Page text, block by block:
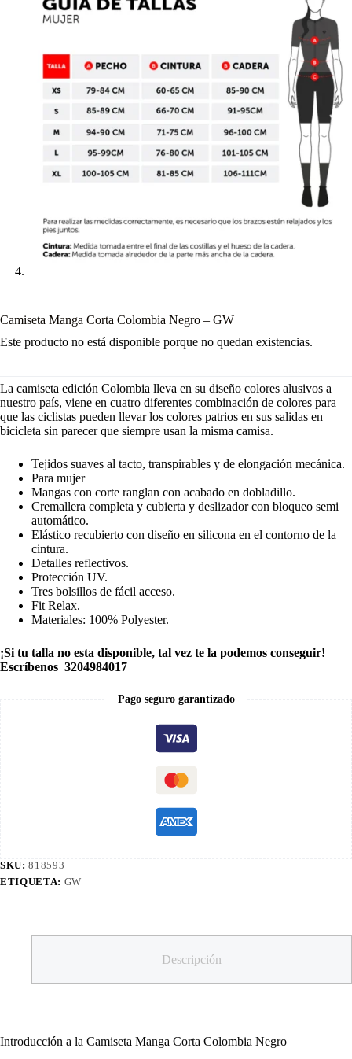
Camiseta Manga Corta Colombia Negro – GW
Este producto no está disponible porque no quedan existencias.
La camiseta edición Colombia lleva en su diseño colores alusivos a
nuestro país, viene en cuatro diferentes combinación de colores para
que las ciclistas pueden llevar los colores patrios en sus salidas en
bicicleta sin parecer que siempre usan la misma camisa.
Tejidos suaves al tacto, transpirables y de elongación mecánica.
Para mujer
Mangas con corte ranglan con acabado en dobladillo.
Cremallera completa y cubierta y deslizador con bloqueo semi
automático.
Elástico recubierto con diseño en silicona en el contorno de la
cintura.
Detalles reflectivos.
Protección UV.
Tres bolsillos de fácil acceso.
Fit Relax.
Materiales: 100% Polyester.
¡Si tu talla no esta disponible, tal vez te la podemos conseguir!
Escríbenos 3204984017
Pago seguro garantizado
SKU:818593
ETIQUETA: GW
Descripción
Introducción a la Camiseta Manga Corta Colombia Negro